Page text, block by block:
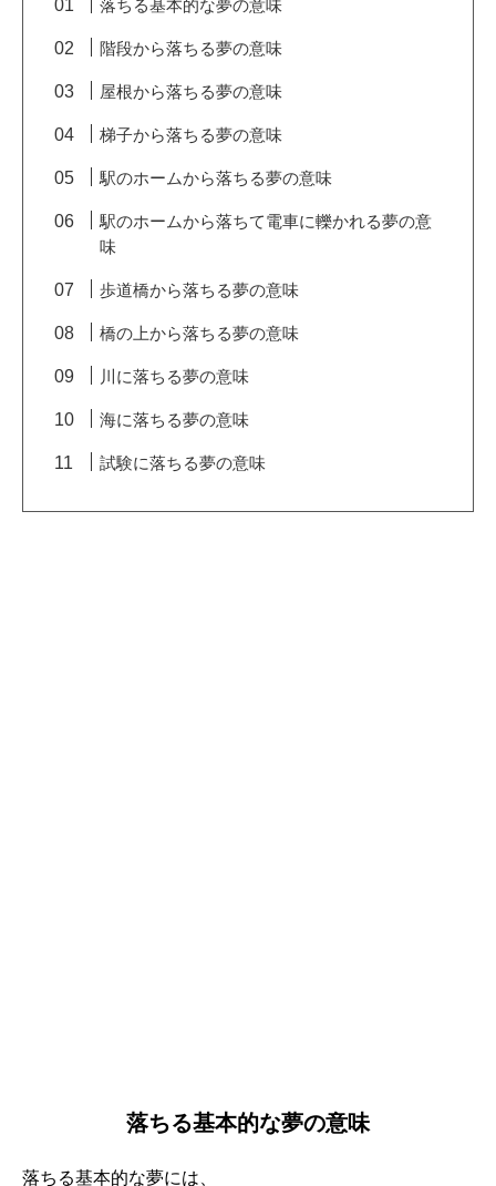
落ちる基本的な夢の意味
階段から落ちる夢の意味
屋根から落ちる夢の意味
梯子から落ちる夢の意味
駅のホームから落ちる夢の意味
駅のホームから落ちて電車に轢かれる夢の意
味
歩道橋から落ちる夢の意味
橋の上から落ちる夢の意味
川に落ちる夢の意味
海に落ちる夢の意味
試験に落ちる夢の意味
落ちる基本的な夢の意味
落ちる基本的な夢には、